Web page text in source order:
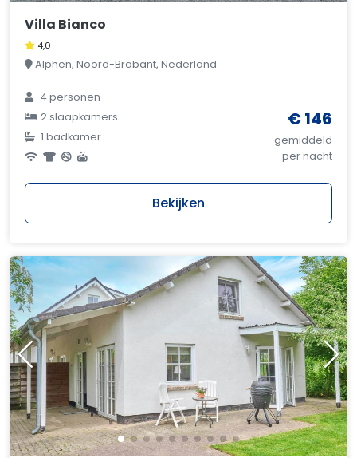
Villa Bianco
4,0
Alphen, Noord-Brabant, Nederland
4 personen
2 slaapkamers
1 badkamer
€ 146
gemiddeld
per nacht
Bekijken